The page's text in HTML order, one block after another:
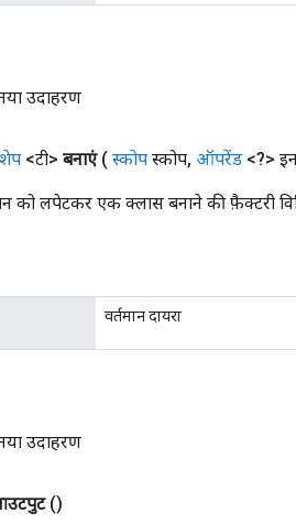
उदाहरण
<टी> बनाएं ( स्कोप स्कोप, ऑपरेंड <?>
लपेटकर एक क्लास बनाने की फ़ैक्टरी
वर्तमान दायरा
उदाहरण
()